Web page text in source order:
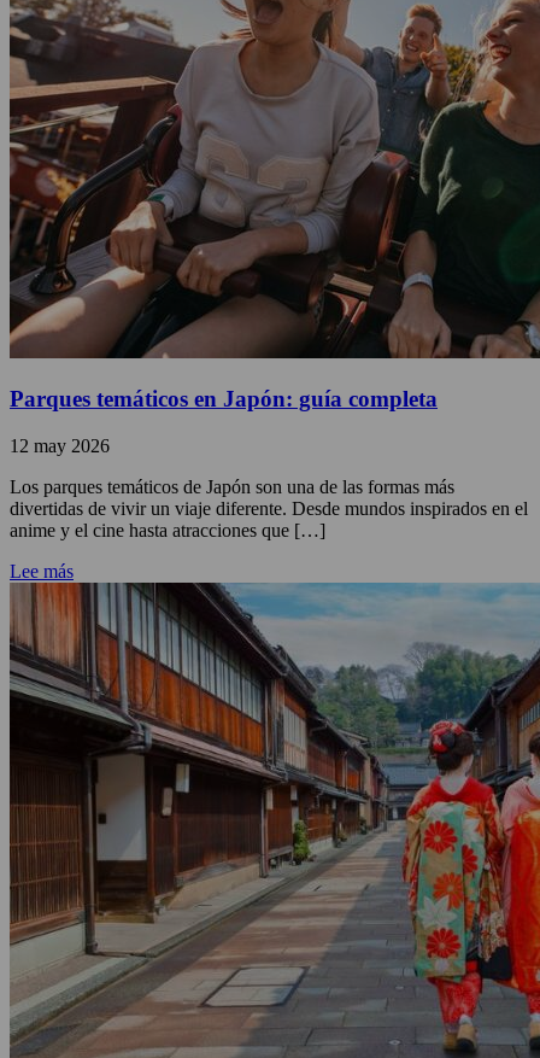
Parques temáticos en Japón: guía completa
12 may 2026
Los parques temáticos de Japón son una de las formas más
divertidas de vivir un viaje diferente. Desde mundos inspirados en el
anime y el cine hasta atracciones que […]
Lee más